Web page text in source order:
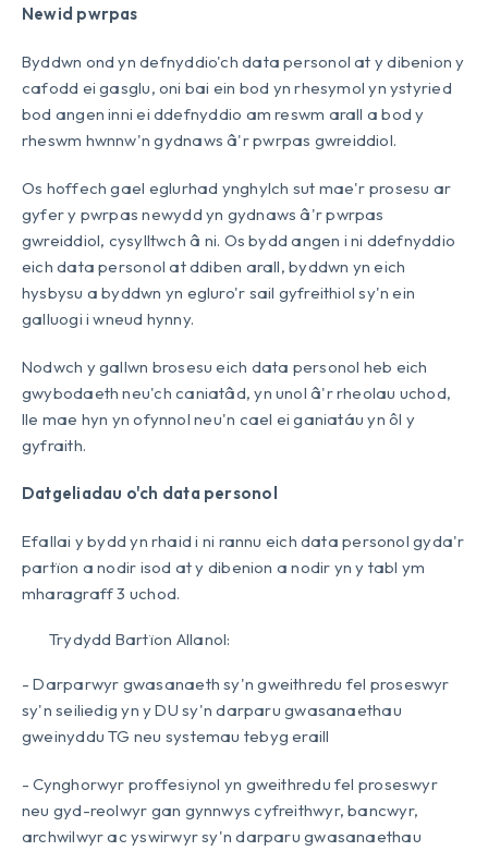
Newid pwrpas
Byddwn ond yn defnyddio'ch data personol at y dibenion y
cafodd ei gasglu, oni bai ein bod yn rhesymol yn ystyried
bod angen inni ei ddefnyddio am reswm arall a bod y
rheswm hwnnw'n gydnaws â'r pwrpas gwreiddiol.
Os hoffech gael eglurhad ynghylch sut mae'r prosesu ar
gyfer y pwrpas newydd yn gydnaws â'r pwrpas
gwreiddiol, cysylltwch â ni. Os bydd angen i ni ddefnyddio
eich data personol at ddiben arall, byddwn yn eich
hysbysu a byddwn yn egluro'r sail gyfreithiol sy'n ein
galluogi i wneud hynny.
Nodwch y gallwn brosesu eich data personol heb eich
gwybodaeth neu'ch caniatâd, yn unol â'r rheolau uchod,
lle mae hyn yn ofynnol neu'n cael ei ganiatáu yn ôl y
gyfraith.
Datgeliadau o'ch data personol
Efallai y bydd yn rhaid i ni rannu eich data personol gyda'r
partïon a nodir isod at y dibenion a nodir yn y tabl ym
mharagraff 3 uchod.
Trydydd Bartïon Allanol:
- Darparwyr gwasanaeth sy'n gweithredu fel proseswyr
sy'n seiliedig yn y DU sy'n darparu gwasanaethau
gweinyddu TG neu systemau tebyg eraill
- Cynghorwyr proffesiynol yn gweithredu fel proseswyr
neu gyd-reolwyr gan gynnwys cyfreithwyr, bancwyr,
archwilwyr ac yswirwyr sy'n darparu gwasanaethau